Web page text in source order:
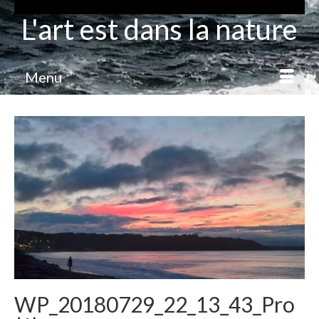
L'art est dans la nature
Menu
WP_20180729_22_13_43_Pro